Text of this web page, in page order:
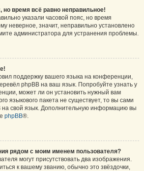
но время всё равно неправильное!
указали часовой пояс, но время
неверное, значит, неправильно установлено
администратора для устранения проблемы.
поддержку вашего языка на конференции,
phpBB на ваш язык. Попробуйте узнать у
может ли он установить нужный вам
языкового пакета не существует, то вы сами
на свой язык. Дополнительную информацию вы
phpBB®.
рядом с моим именем пользователя?
могут присутствовать два изображения.
к вашему званию, обычно это звёздочки,